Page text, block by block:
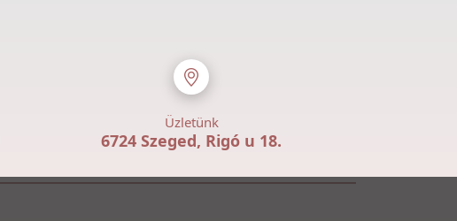
Üzletünk
6724 Szeged, Rigó u 18.